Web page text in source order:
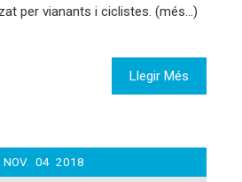
per vianants i ciclistes. (més…)
Llegir Més
NOV. 04 2018